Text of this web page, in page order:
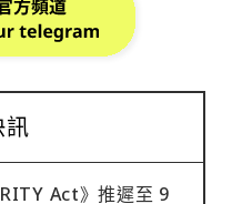
訊
Act》推遲至 9